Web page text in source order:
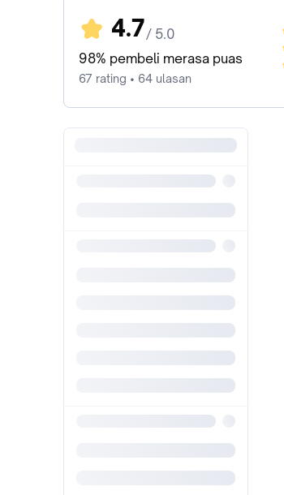
4.7/ 5.0
98% pembeli merasa puas
67 rating • 64 ulasan